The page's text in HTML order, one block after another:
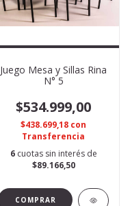
Juego Mesa y Sillas Rina
N° 5
$534.999,00
$438.699,18 con
Transferencia
6 cuotas sin interés de
$89.166,50